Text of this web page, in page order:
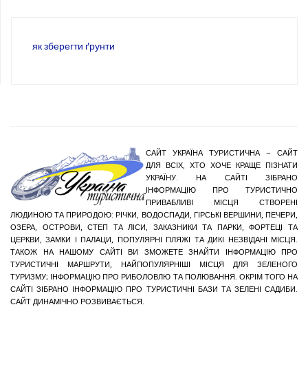
як зберегти ґрунти
САЙТ УКРАЇНА ТУРИСТИЧНА – САЙТ
ДЛЯ ВСІХ, ХТО ХОЧЕ КРАЩЕ ПІЗНАТИ
УКРАЇНУ. НА САЙТІ ЗІБРАНО
ІНФОРМАЦІЮ ПРО ТУРИСТИЧНО
ПРИВАБЛИВІ МІСЦЯ СТВОРЕНІ
ЛЮДИНОЮ ТА ПРИРОДОЮ: РІЧКИ, ВОДОСПАДИ, ГІРСЬКІ ВЕРШИНИ, ПЕЧЕРИ,
ОЗЕРА, ОСТРОВИ, СТЕП ТА ЛІСИ, ЗАКАЗНИКИ ТА ПАРКИ, ФОРТЕЦІ ТА
ЦЕРКВИ, ЗАМКИ І ПАЛАЦИ, ПОПУЛЯРНІ ПЛЯЖІ ТА ДИКІ НЕЗВІДАНІ МІСЦЯ.
ТАКОЖ НА НАШОМУ САЙТІ ВИ ЗМОЖЕТЕ ЗНАЙТИ ІНФОРМАЦІЮ ПРО
ТУРИСТИЧНІ МАРШРУТИ, НАЙПОПУЛЯРНІШІ МІСЦЯ ДЛЯ ЗЕЛЕНОГО
ТУРИЗМУ; ІНФОРМАЦІЮ ПРО РИБОЛОВЛЮ ТА ПОЛЮВАННЯ. ОКРІМ ТОГО НА
САЙТІ ЗІБРАНО ІНФОРМАЦІЮ ПРО ТУРИСТИЧНІ БАЗИ ТА ЗЕЛЕНІ САДИБИ.
САЙТ ДИНАМІЧНО РОЗВИВАЄТЬСЯ.